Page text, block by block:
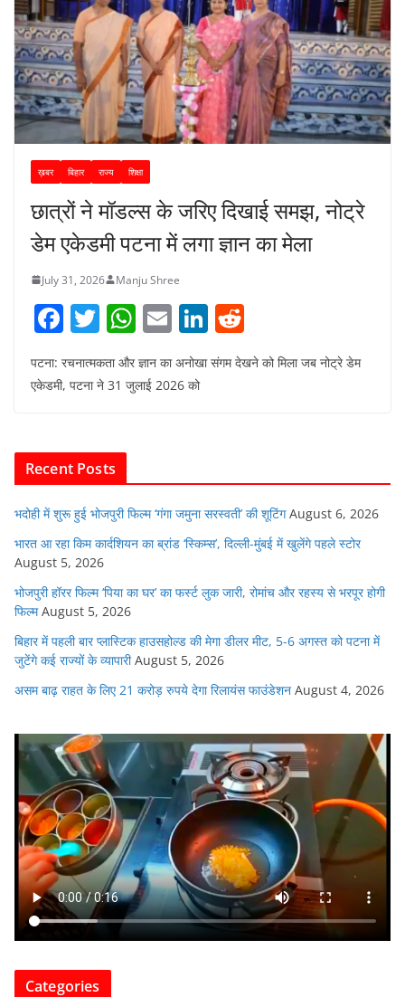
ख़बर बिहार राज्य शिक्षा
छात्रों ने मॉडल्स के जरिए दिखाई समझ, नोट्रे
डेम एकेडमी पटना में लगा ज्ञान का मेला
July 31, 2026 Manju Shree
F
c
o
o
k
T
itt
W
at
p
E
m
ai
Li
n
k
e
d
पटना: रचनात्मकता और ज्ञान का अनोखा संगम देखने को मिला जब नोट्रे डेम
एकेडमी, पटना ने 31 जुलाई 2026 को
Recent Posts
भदोही में शुरू हुई भोजपुरी फिल्म ‘गंगा जमुना सरस्वती’ की शूटिंग August 6, 2026
भारत आ रहा किम कार्दशियन का ब्रांड ‘स्किम्स’, दिल्ली-मुंबई में खुलेंगे पहले स्टोर
August 5, 2026
भोजपुरी हॉरर फिल्म ‘पिया का घर’ का फर्स्ट लुक जारी, रोमांच और रहस्य से भरपूर होगी
फिल्म August 5, 2026
बिहार में पहली बार प्लास्टिक हाउसहोल्ड की मेगा डीलर मीट, 5-6 अगस्त को पटना में
जुटेंगे कई राज्यों के व्यापारी August 5, 2026
असम बाढ़ राहत के लिए 21 करोड़ रुपये देगा रिलायंस फाउंडेशन August 4, 2026
Categories